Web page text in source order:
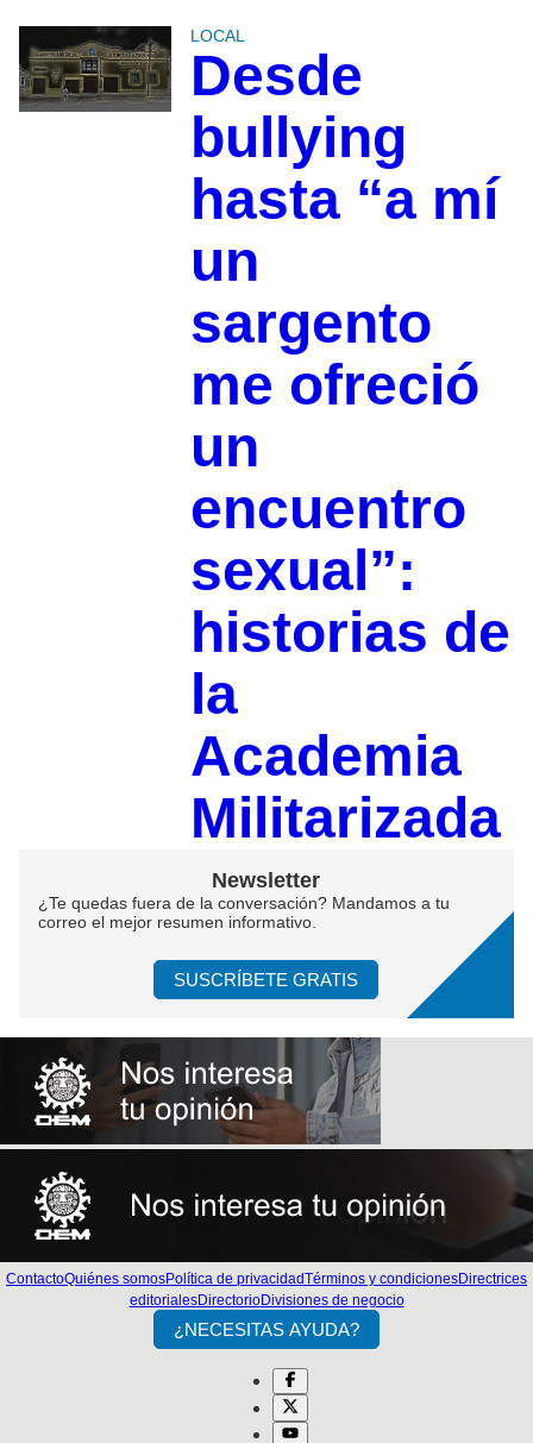
LOCAL
Desde
bullying
hasta “a mí
un
sargento
me ofreció
un
encuentro
sexual”:
historias de
la
Academia
Militarizada
Newsletter
¿Te quedas fuera de la conversación? Mandamos a tu
correo el mejor resumen informativo.
SUSCRÍBETE GRATIS
ContactoQuiénes somosPolítica de privacidadTérminos y condicionesDirectrices
editorialesDirectorioDivisiones de negocio
¿NECESITAS AYUDA?